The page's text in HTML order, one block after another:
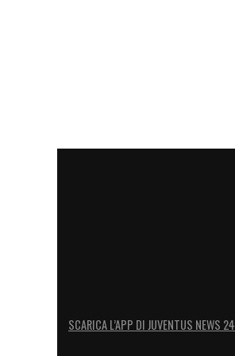
SCARICA L’APP DI JUVENTUS NEWS 24